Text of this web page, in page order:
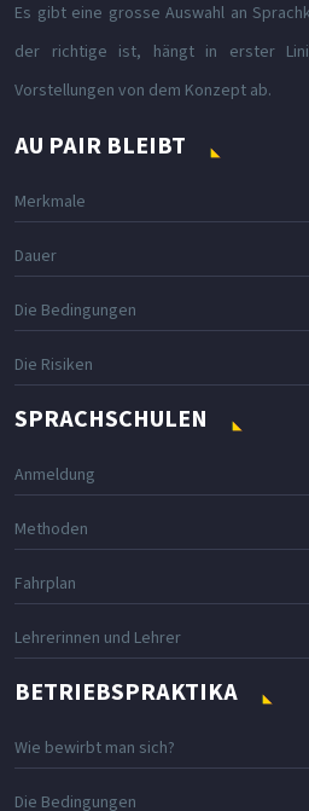
Es gibt eine grosse Auswahl an
der richtige ist, hängt in erster
Vorstellungen von dem Konzept ab.
AU PAIR BLEIBT
Merkmale
Dauer
Die Bedingungen
Die Risiken
SPRACHSCHULEN
Anmeldung
Methoden
Fahrplan
Lehrerinnen und Lehrer
BETRIEBSPRAKTIKA
Wie bewirbt man sich?
Die Bedingungen